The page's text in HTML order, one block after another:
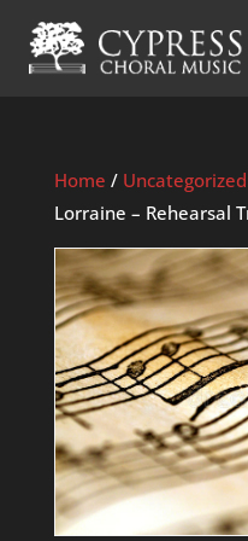
Home / Uncategorized
Lorraine – Rehearsal